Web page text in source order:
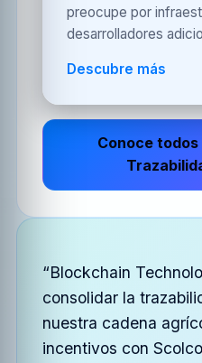
preocupe por
desarrolladores
Descubre más
Conoce
“Blockchain
consolidar la
nuestra cadena
incentivos con